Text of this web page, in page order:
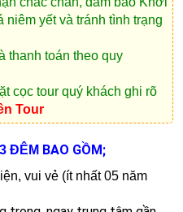
niêm yết và tránh tình trạng
thanh toán theo quy
cọc tour quý khách ghi rõ
Tour
ĐÊM BAO GỒM;
vui vẻ (ít nhất 05 năm